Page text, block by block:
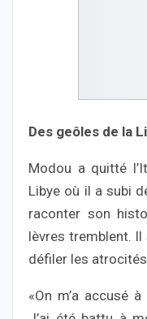
Des geôles de la
Modou a quitté
Libye où il a subi
raconter son
lèvres tremblent. Il
défiler les
«On m’a accusé